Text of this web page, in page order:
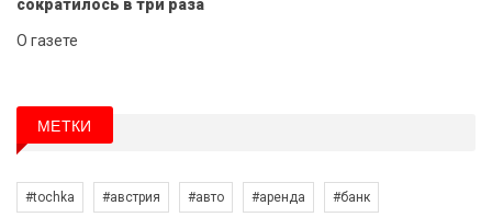
сократилось в три раза
О газете
МЕТКИ
#tochka #австрия #авто #аренда #банк